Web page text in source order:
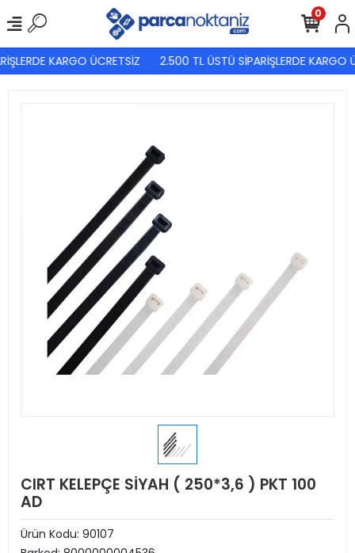
KARGO ÜCRETSİZ 2.500 TL ÜSTÜ SİPARİŞLERDE KARGO
0
CIRT KELEPÇE SİYAH ( 250*3,6 ) PKT 100
AD
Ürün Kodu: 90107